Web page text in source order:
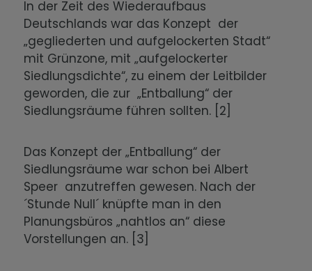
In der Zeit des Wiederaufbaus
Deutschlands war das Konzept der
„gegliederten und aufgelockerten Stadt“
mit Grünzone, mit „aufgelockerter
Siedlungsdichte“, zu einem der Leitbilder
geworden, die zur „Entballung“ der
Siedlungsräume führen sollten. [2]
Das Konzept der „Entballung“ der
Siedlungsräume war schon bei Albert
Speer anzutreffen gewesen. Nach der
´Stunde Null´ knüpfte man in den
Planungsbüros „nahtlos an“ diese
Vorstellungen an. [3]